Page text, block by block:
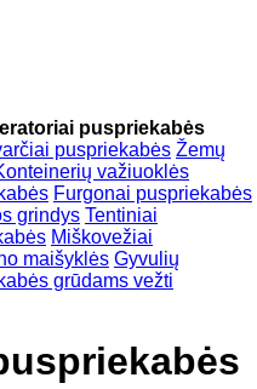
puspriekabės
puspriekabės Žemų
važiuoklės
Furgonai puspriekabės
grindys Tentiniai
Miškovežiai
maišyklės Gyvulių
grūdams vežti